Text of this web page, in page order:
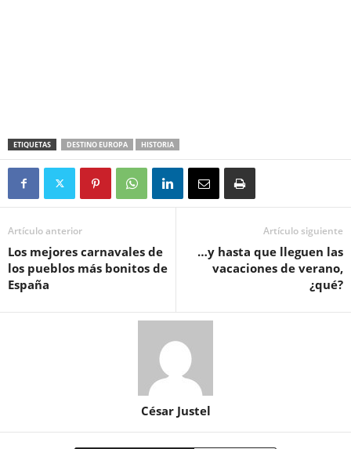
ETIQUETAS DESTINO EUROPA HISTORIA
Artículo anterior
Los mejores carnavales de
los pueblos más bonitos de
España
Artículo siguiente
…y hasta que lleguen las
vacaciones de verano,
¿qué?
César Justel